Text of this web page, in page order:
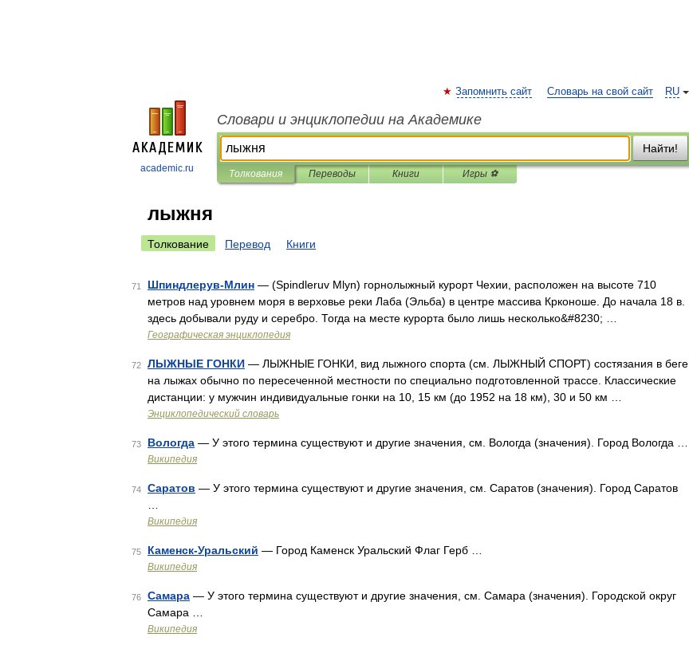
academic.ru
RU
Запомнить сайт Словарь на свой сайт
Словари и энциклопедии на Академике
Найти!
Толкования Переводы Книги Игры ⚽
лыжня
Толкование Перевод Книги
71 Шпиндлерув-Млин — (Spindleruv Mlyn) горнолыжный курорт Чехии, расположен на высоте 710
метров над уровнем моря в верховье реки Лаба (Эльба) в центре массива Крконоше. До начала 18 в.
здесь добывали руду и серебро. Тогда на месте курорта было лишь несколько&#8230; …
Географическая энциклопедия
72 ЛЫЖНЫЕ ГОНКИ — ЛЫЖНЫЕ ГОНКИ, вид лыжного спорта (см. ЛЫЖНЫЙ СПОРТ) состязания в беге
на лыжах обычно по пересеченной местности по специально подготовленной трассе. Классические
дистанции: у мужчин индивидуальные гонки на 10, 15 км (до 1952 на 18 км), 30 и 50 км …
Энциклопедический словарь
73 Вологда — У этого термина существуют и другие значения, см. Вологда (значения). Город Вологда …
Википедия
74 Саратов — У этого термина существуют и другие значения, см. Саратов (значения). Город Саратов
Википедия
75 Каменск-Уральский — Город Каменск Уральский Флаг Герб …
Википедия
76 Самара — У этого термина существуют и другие значения, см. Самара (значения). Городской округ
Самара …
Википедия